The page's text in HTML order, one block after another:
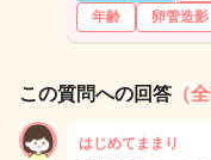
年齢
卵管造影
この質問への回答 （
はじめてままり